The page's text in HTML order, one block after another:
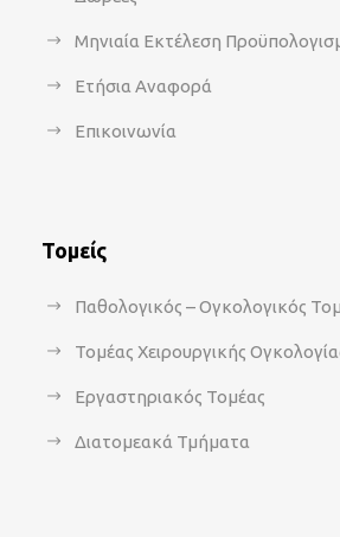
Μηνιαία Εκτέλεση
Ετήσια Αναφορά
Επικοινωνία
Τομείς
Παθολογικός – Ογκολογικός
Τομέας Χειρουργικής
Εργαστηριακός Τομέας
Διατομεακά Τμήματα